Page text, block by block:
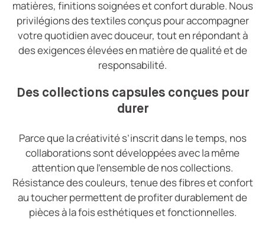
matières, finitions soignées et confort durable. Nous
privilégions des textiles conçus pour accompagner
votre quotidien avec douceur, tout en répondant à
des exigences élevées en matière de qualité et de
responsabilité.
Des collections capsules conçues pour
durer
Parce que la créativité s’inscrit dans le temps, nos
collaborations sont développées avec la même
attention que l’ensemble de nos collections.
Résistance des couleurs, tenue des fibres et confort
au toucher permettent de profiter durablement de
pièces à la fois esthétiques et fonctionnelles.